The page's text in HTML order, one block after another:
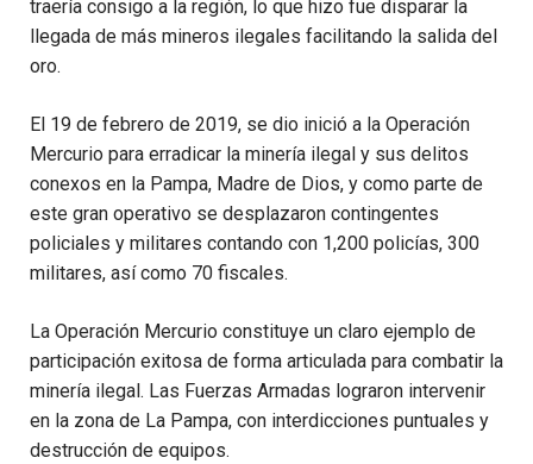
traería consigo a la región, lo que hizo fue disparar la
llegada de más mineros ilegales facilitando la salida del
oro.
El 19 de febrero de 2019, se dio inició a la Operación
Mercurio para erradicar la minería ilegal y sus delitos
conexos en la Pampa, Madre de Dios, y como parte de
este gran operativo se desplazaron contingentes
policiales y militares contando con 1,200 policías, 300
militares, así como 70 fiscales.
La Operación Mercurio constituye un claro ejemplo de
participación exitosa de forma articulada para combatir la
minería ilegal. Las Fuerzas Armadas lograron intervenir
en la zona de La Pampa, con interdicciones puntuales y
destrucción de equipos.